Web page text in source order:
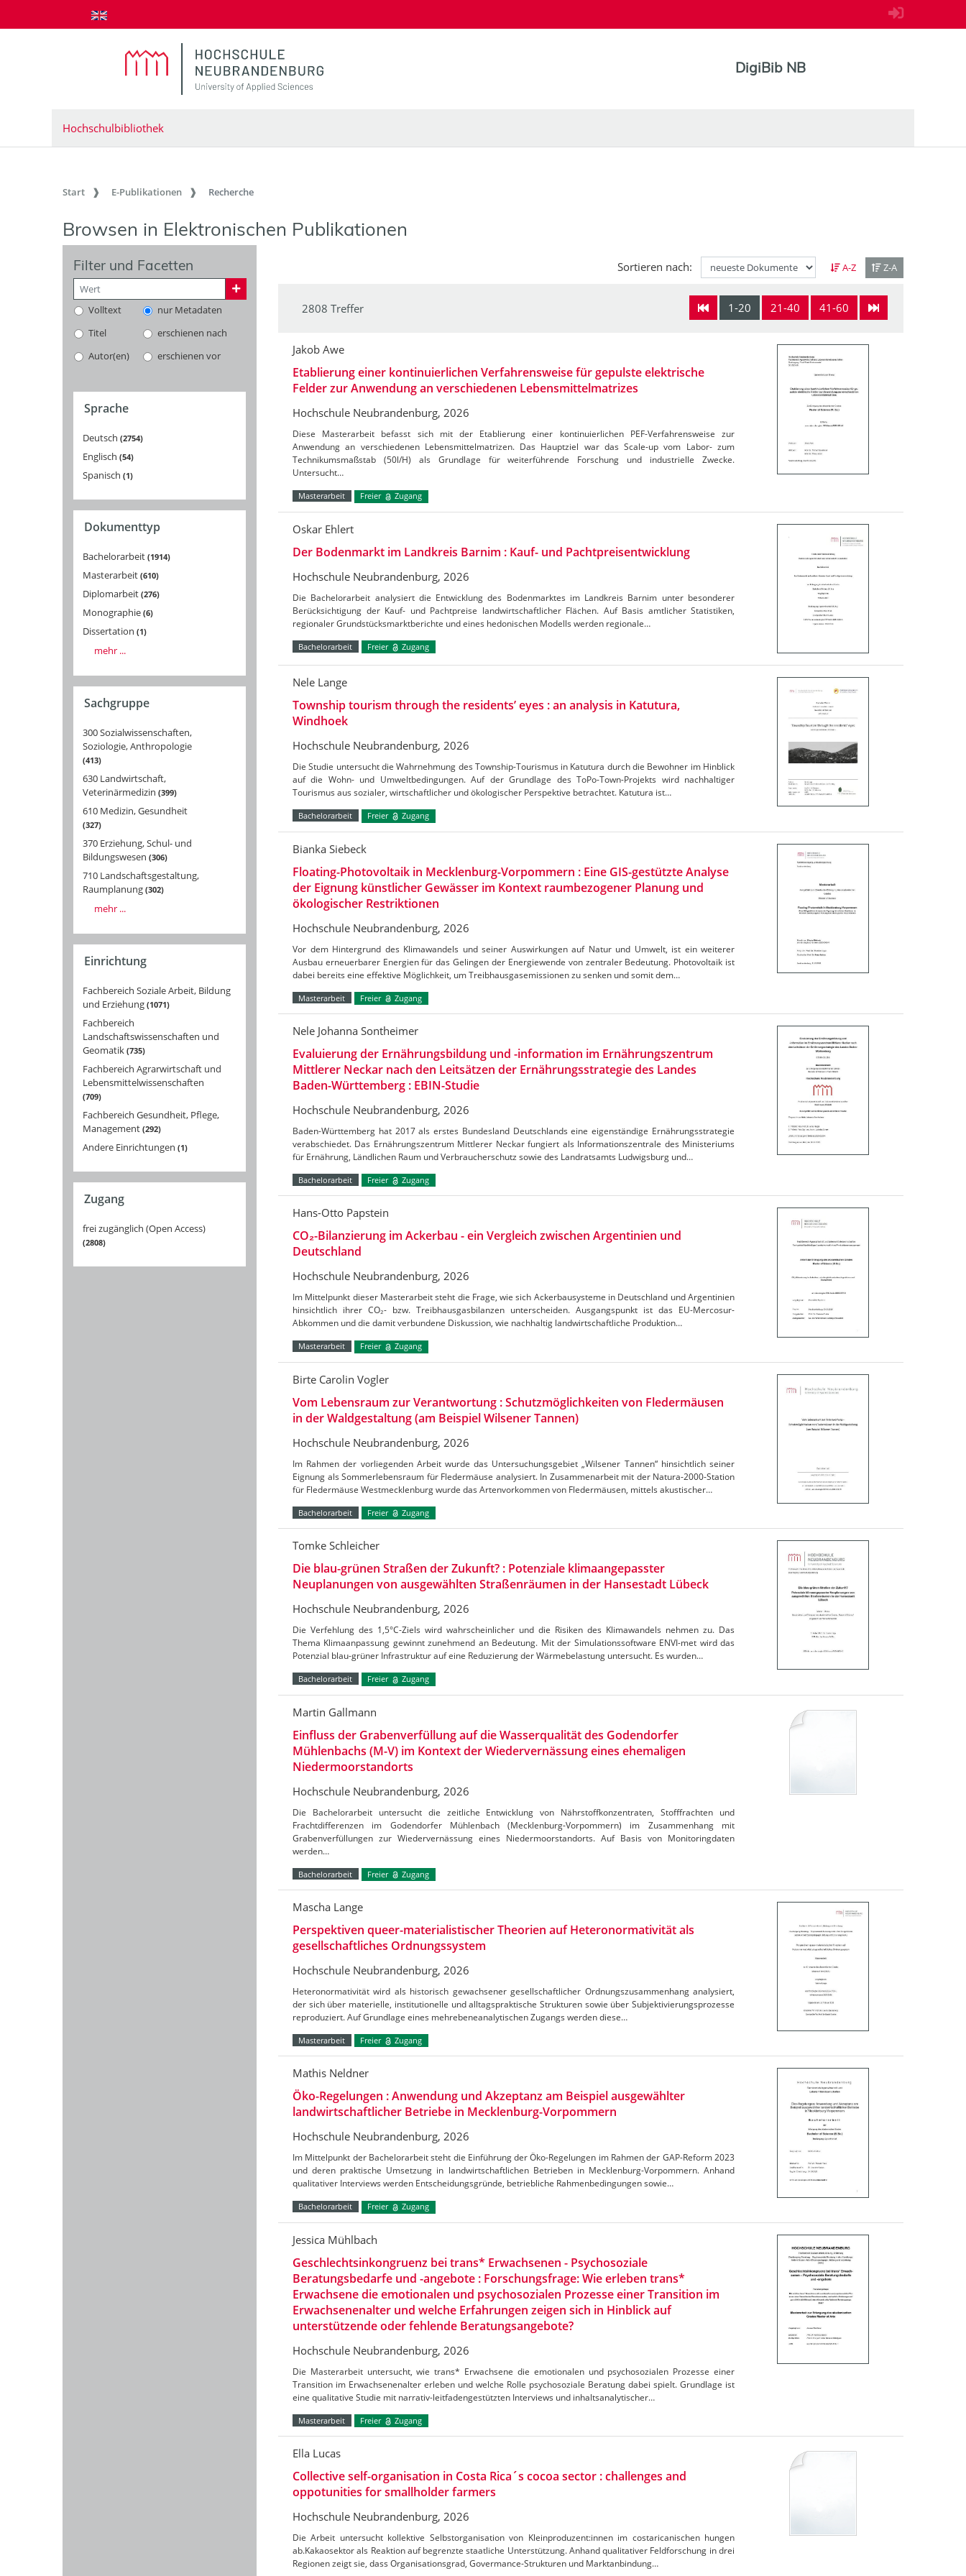
zum Inhalt springen
DigiBib NB
Hochschulbibliothek
Start E-Publikationen Recherche
Browsen in Elektronischen Publikationen
Filter und Facetten
Volltext
nur Metadaten
Titel
erschienen nach
Autor(en)
erschienen vor
Sprache
Deutsch 2754
Englisch 54
Spanisch 1
Dokumenttyp
Bachelorarbeit 1914
Masterarbeit 610
Diplomarbeit 276
Monographie 6
Dissertation 1
mehr ...
Sachgruppe
300 Sozialwissenschaften,
Soziologie, Anthropologie
413
630 Landwirtschaft,
Veterinärmedizin 399
610 Medizin, Gesundheit
327
370 Erziehung, Schul- und
Bildungswesen 306
710 Landschaftsgestaltung,
Raumplanung 302
mehr ...
Einrichtung
Fachbereich Soziale Arbeit, Bildung
und Erziehung 1071
Fachbereich
Landschaftswissenschaften und
Geomatik 735
Fachbereich Agrarwirtschaft und
Lebensmittelwissenschaften
709
Fachbereich Gesundheit, Pflege,
Management 292
Andere Einrichtungen 1
Zugang
frei zugänglich (Open Access)
2808
Sortieren nach: A-Z Z-A
1-20 21-40 41-60
2808 Treffer
Jakob Awe
Etablierung einer kontinuierlichen Verfahrensweise für gepulste elektrische
Felder zur Anwendung an verschiedenen Lebensmittelmatrizes
Hochschule Neubrandenburg, 2026
Diese Masterarbeit befasst sich mit der Etablierung einer kontinuierlichen PEF-Verfahrensweise zur
Anwendung an verschiedenen Lebensmittelmatrizen. Das Hauptziel war das Scale-up vom Labor- zum
Technikumsmaßstab (50l/H) als Grundlage für weiterführende Forschung und industrielle Zwecke.
Untersucht…
Masterarbeit Freier Zugang
Oskar Ehlert
Der Bodenmarkt im Landkreis Barnim : Kauf- und Pachtpreisentwicklung
Hochschule Neubrandenburg, 2026
Die Bachelorarbeit analysiert die Entwicklung des Bodenmarktes im Landkreis Barnim unter besonderer
Berücksichtigung der Kauf- und Pachtpreise landwirtschaftlicher Flächen. Auf Basis amtlicher Statistiken,
regionaler Grundstücksmarktberichte und eines hedonischen Modells werden regionale…
Bachelorarbeit Freier Zugang
Nele Lange
Township tourism through the residents’ eyes : an analysis in Katutura,
Windhoek
Hochschule Neubrandenburg, 2026
Die Studie untersucht die Wahrnehmung des Township-Tourismus in Katutura durch die Bewohner im Hinblick
auf die Wohn- und Umweltbedingungen. Auf der Grundlage des ToPo-Town-Projekts wird nachhaltiger
Tourismus aus sozialer, wirtschaftlicher und ökologischer Perspektive betrachtet. Katutura ist…
Bachelorarbeit Freier Zugang
Bianka Siebeck
Floating-Photovoltaik in Mecklenburg-Vorpommern : Eine GIS-gestützte Analyse
der Eignung künstlicher Gewässer im Kontext raumbezogener Planung und
ökologischer Restriktionen
Hochschule Neubrandenburg, 2026
Vor dem Hintergrund des Klimawandels und seiner Auswirkungen auf Natur und Umwelt, ist ein weiterer
Ausbau erneuerbarer Energien für das Gelingen der Energiewende von zentraler Bedeutung. Photovoltaik ist
dabei bereits eine effektive Möglichkeit, um Treibhausgasemissionen zu senken und somit dem…
Masterarbeit Freier Zugang
Nele Johanna Sontheimer
Evaluierung der Ernährungsbildung und -information im Ernährungszentrum
Mittlerer Neckar nach den Leitsätzen der Ernährungsstrategie des Landes
Baden-Württemberg : EBIN-Studie
Hochschule Neubrandenburg, 2026
Baden-Württemberg hat 2017 als erstes Bundesland Deutschlands eine eigenständige Ernährungsstrategie
verabschiedet. Das Ernährungszentrum Mittlerer Neckar fungiert als Informationszentrale des Ministeriums
für Ernährung, Ländlichen Raum und Verbraucherschutz sowie des Landratsamts Ludwigsburg und…
Bachelorarbeit Freier Zugang
Hans-Otto Papstein
CO₂-Bilanzierung im Ackerbau - ein Vergleich zwischen Argentinien und
Deutschland
Hochschule Neubrandenburg, 2026
Im Mittelpunkt dieser Masterarbeit steht die Frage, wie sich Ackerbausysteme in Deutschland und Argentinien
hinsichtlich ihrer CO₂- bzw. Treibhausgasbilanzen unterscheiden. Ausgangspunkt ist das EU-Mercosur-
Abkommen und die damit verbundene Diskussion, wie nachhaltig landwirtschaftliche Produktion…
Masterarbeit Freier Zugang
Birte Carolin Vogler
Vom Lebensraum zur Verantwortung : Schutzmöglichkeiten von Fledermäusen
in der Waldgestaltung (am Beispiel Wilsener Tannen)
Hochschule Neubrandenburg, 2026
Im Rahmen der vorliegenden Arbeit wurde das Untersuchungsgebiet „Wilsener Tannen“ hinsichtlich seiner
Eignung als Sommerlebensraum für Fledermäuse analysiert. In Zusammenarbeit mit der Natura-2000-Station
für Fledermäuse Westmecklenburg wurde das Artenvorkommen von Fledermäusen, mittels akustischer…
Bachelorarbeit Freier Zugang
Tomke Schleicher
Die blau-grünen Straßen der Zukunft? : Potenziale klimaangepasster
Neuplanungen von ausgewählten Straßenräumen in der Hansestadt Lübeck
Hochschule Neubrandenburg, 2026
Die Verfehlung des 1,5°C-Ziels wird wahrscheinlicher und die Risiken des Klimawandels nehmen zu. Das
Thema Klimaanpassung gewinnt zunehmend an Bedeutung. Mit der Simulationssoftware ENVI-met wird das
Potenzial blau-grüner Infrastruktur auf eine Reduzierung der Wärmebelastung untersucht. Es wurden…
Bachelorarbeit Freier Zugang
Martin Gallmann
Einfluss der Grabenverfüllung auf die Wasserqualität des Godendorfer
Mühlenbachs (M-V) im Kontext der Wiedervernässung eines ehemaligen
Niedermoorstandorts
Hochschule Neubrandenburg, 2026
Die Bachelorarbeit untersucht die zeitliche Entwicklung von Nährstoffkonzentraten, Stofffrachten und
Frachtdifferenzen im Godendorfer Mühlenbach (Mecklenburg-Vorpommern) im Zusammenhang mit
Grabenverfüllungen zur Wiedervernässung eines Niedermoorstandorts. Auf Basis von Monitoringdaten
werden…
Bachelorarbeit Freier Zugang
Mascha Lange
Perspektiven queer-materialistischer Theorien auf Heteronormativität als
gesellschaftliches Ordnungssystem
Hochschule Neubrandenburg, 2026
Heteronormativität wird als historisch gewachsener gesellschaftlicher Ordnungszusammenhang analysiert,
der sich über materielle, institutionelle und alltagspraktische Strukturen sowie über Subjektivierungsprozesse
reproduziert. Auf Grundlage eines mehrebeneanalytischen Zugangs werden diese…
Masterarbeit Freier Zugang
Mathis Neldner
Öko-Regelungen : Anwendung und Akzeptanz am Beispiel ausgewählter
landwirtschaftlicher Betriebe in Mecklenburg-Vorpommern
Hochschule Neubrandenburg, 2026
Im Mittelpunkt der Bachelorarbeit steht die Einführung der Öko-Regelungen im Rahmen der GAP-Reform 2023
und deren praktische Umsetzung in landwirtschaftlichen Betrieben in Mecklenburg-Vorpommern. Anhand
qualitativer Interviews werden Entscheidungsgründe, betriebliche Rahmenbedingungen sowie…
Bachelorarbeit Freier Zugang
Jessica Mühlbach
Geschlechtsinkongruenz bei trans* Erwachsenen - Psychosoziale
Beratungsbedarfe und -angebote : Forschungsfrage: Wie erleben trans*
Erwachsene die emotionalen und psychosozialen Prozesse einer Transition im
Erwachsenenalter und welche Erfahrungen zeigen sich in Hinblick auf
unterstützende oder fehlende Beratungsangebote?
Hochschule Neubrandenburg, 2026
Die Masterarbeit untersucht, wie trans* Erwachsene die emotionalen und psychosozialen Prozesse einer
Transition im Erwachsenenalter erleben und welche Rolle psychosoziale Beratung dabei spielt. Grundlage ist
eine qualitative Studie mit narrativ-leitfadengestützten Interviews und inhaltsanalytischer…
Masterarbeit Freier Zugang
Ella Lucas
Collective self-organisation in Costa Rica´s cocoa sector : challenges and
oppotunities for smallholder farmers
Hochschule Neubrandenburg, 2026
Die Arbeit untersucht kollektive Selbstorganisation von Kleinproduzent:innen im costaricanischen hungen
ab.Kakaosektor als Reaktion auf begrenzte staatliche Unterstützung. Anhand qualitativer Feldforschung in drei
Regionen zeigt sie, dass Organisationsgrad, Govermance-Strukturen und Marktanbindung…